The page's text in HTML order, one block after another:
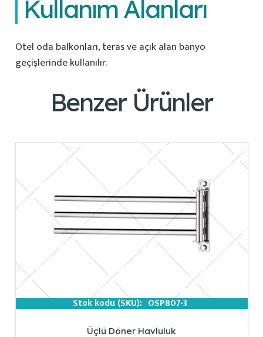
Kullanım Alanları
Otel oda balkonları, teras ve açık alan banyo
geçişlerinde kullanılır.
Benzer Ürünler
Stok kodu (SKU): OSP807-3
Üçlü Döner Havluluk